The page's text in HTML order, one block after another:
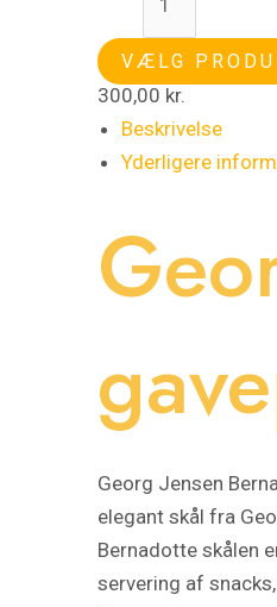
VÆLG
300,00 kr.
Beskrivelse
Yderligere
Georg Jensen
elegant skål fra
Bernadotte skålen
servering af